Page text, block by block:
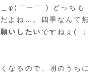
φ(￣ー￣ ) どっちも
よね…。四季なんて無
いしたい ですねぇ( ；
なるので、朝のうちに